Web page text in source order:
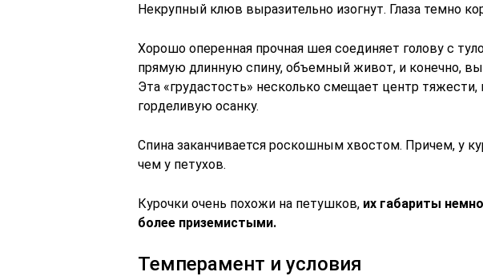
Некрупный клюв выразительно изогнут. Глаза темно
Хорошо оперенная прочная шея соединяет голову с
прямую длинную спину, объемный живот, и конечно,
Эта «грудастость» несколько смещает центр тяжести,
горделивую осанку.
Спина заканчивается роскошным хвостом. Причем, у
чем у петухов.
Курочки очень похожи на петушков, их габариты
более приземистыми.
Темперамент и условия